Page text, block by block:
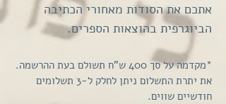
אתכם את הסודות מאחורי הכתיבה
הביוגרפית בהוצאות הספרים.
*מקדמה על סך 400 ש"ח תשולם בעת ההרשמה.
את יתרת התשלום ניתן לחלק ל-3 תשלומים
חודשיים שווים.